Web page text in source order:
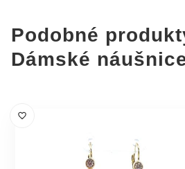
Podobné
Dámské